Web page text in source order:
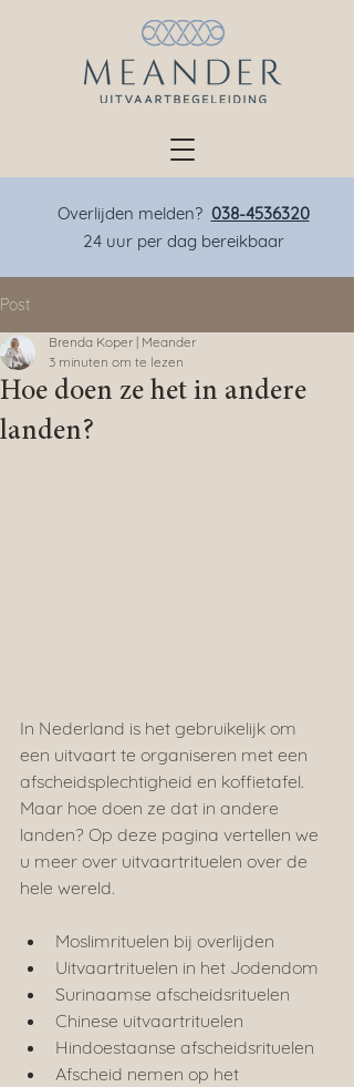
Overlijden melden? 038-4536320
24 uur per dag bereikbaar
Post
Hoe doen ze het in andere
landen?
Brenda Koper | Meander
3 minuten om te lezen
In Nederland is het gebruikelijk om
een uitvaart te organiseren met een
afscheidsplechtigheid en koffietafel.
Maar hoe doen ze dat in andere
landen? Op deze pagina vertellen we
u meer over uitvaartrituelen over de
hele wereld.
Moslimrituelen bij overlijden
Uitvaartrituelen in het Jodendom
Surinaamse afscheidsrituelen
Chinese uitvaartrituelen
Hindoestaanse afscheidsrituelen
Afscheid nemen op het